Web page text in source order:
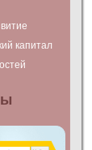
капитал